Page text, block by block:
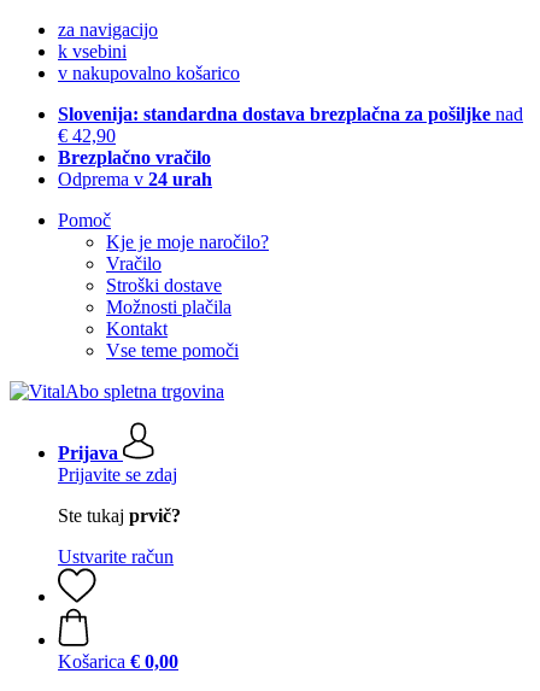
za navigacijo
k vsebini
v nakupovalno košarico
Slovenija: standardna dostava brezplačna za pošiljke nad
€ 42,90
Brezplačno vračilo
Odprema v 24 urah
Pomoč
Kje je moje naročilo?
Vračilo
Stroški dostave
Možnosti plačila
Kontakt
Vse teme pomoči
Prijava
Prijavite se zdaj
Ste tukaj prvič?
Ustvarite račun
Košarica € 0,00